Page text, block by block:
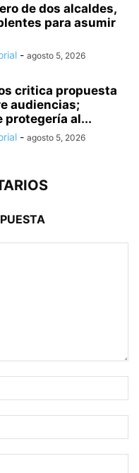
de dos alcaldes,
para asumir
- agosto 5, 2026
critica propuesta
audiencias;
protegería al...
- agosto 5, 2026